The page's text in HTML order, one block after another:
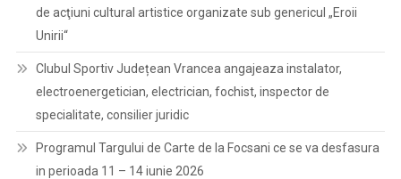
de acţiuni cultural artistice organizate sub genericul „Eroii
Unirii“
Clubul Sportiv Județean Vrancea angajeaza instalator,
electroenergetician, electrician, fochist, inspector de
specialitate, consilier juridic
Programul Targului de Carte de la Focsani ce se va desfasura
in perioada 11 – 14 iunie 2026